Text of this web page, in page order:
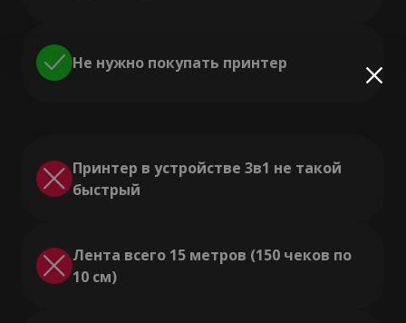
Не нужно покупать принтер
Принтер в устройстве 3в1 не такой
быстрый
Лента всего 15 метров (150 чеков по
10 см)